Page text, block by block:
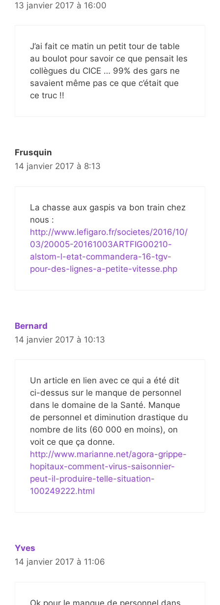
13 janvier 2017 à 16:00
J’ai fait ce matin un petit tour de table
au boulot pour savoir ce que pensait les
collègues du CICE … 99% des gars ne
savaient même pas ce que c’était que
ce truc !!
Frusquin
14 janvier 2017 à 8:13
La chasse aux gaspis va bon train chez
nous :
http://www.lefigaro.fr/societes/2016/10/
03/20005-20161003ARTFIG00210-
alstom-l-etat-commandera-16-tgv-
pour-des-lignes-a-petite-vitesse.php
Bernard
14 janvier 2017 à 10:13
Un article en lien avec ce qui a été dit
ci-dessus sur le manque de personnel
dans le domaine de la Santé. Manque
de personnel et diminution drastique du
nombre de lits (60 000 en moins), on
voit ce que ça donne.
http://www.marianne.net/agora-grippe-
hopitaux-comment-virus-saisonnier-
peut-il-produire-telle-situation-
100249222.html
Yves
14 janvier 2017 à 11:06
Ok pour le manque de personnel dans